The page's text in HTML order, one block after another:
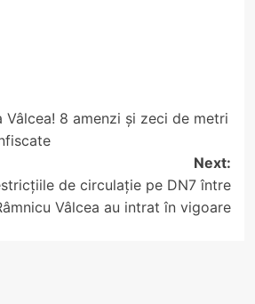
Vâlcea! 8 amenzi și zeci de metri
Next:
de circulație pe DN7 între
Vâlcea au intrat în vigoare